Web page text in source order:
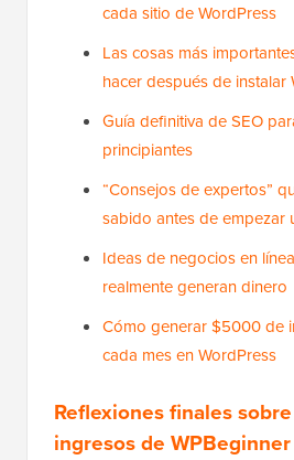
cada sitio de WordPress
Las cosas más
hacer después de instalar
Guía definitiva de SEO
principiantes
“Consejos de expertos”
sabido antes de empezar
Ideas de negocios en
realmente generan dinero
Cómo generar $5000 de
cada mes en WordPress
Reflexiones finales
ingresos de WPBeginner